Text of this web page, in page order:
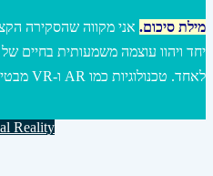
מילת סיכום.
לאחד. טכנולוגיות כמו AR ו-VR מבטיחות שהאמירה הזו תהפוך למציאות שכן הן תאפשרנה לחבר בין רבדים שונים של מרחבי הדיגיטל והפיזיקל ויחד כפי הנראה ייצרו- מציאות חדשה.
Reality